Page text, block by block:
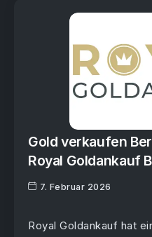
Gold verkaufen
Royal Goldankauf
7. Februar 2026
Royal Goldankauf hat